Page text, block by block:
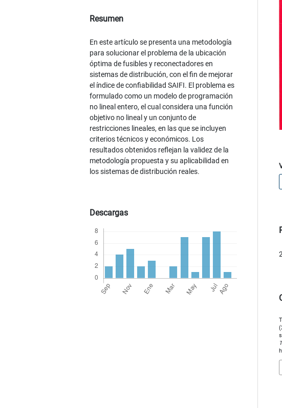
Resumen
En este artículo se presenta una metodología
para solucionar el problema de la ubicación
óptima de fusibles y reconectadores en
sistemas de distribución, con el fin de mejorar
el índice de confiabilidad SAIFI. El problema es
formulado como un modelo de programación
no lineal entero, el cual considera una función
objetivo no lineal y un conjunto de
restricciones lineales, en las que se incluyen
criterios técnicos y económicos. Los
resultados obtenidos reflejan la validez de la
metodología propuesta y su aplicabilidad en
los sistemas de distribución reales.
Descargas